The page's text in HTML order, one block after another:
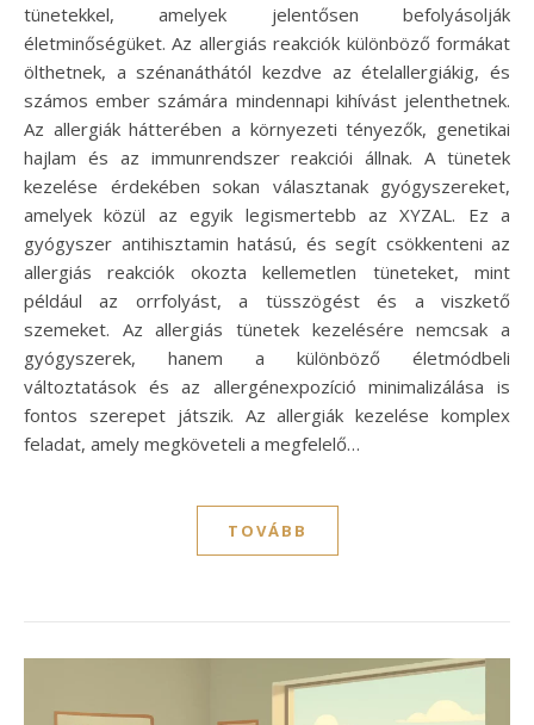
tünetekkel, amelyek jelentősen befolyásolják
életminőségüket. Az allergiás reakciók különböző formákat
ölthetnek, a szénanáthától kezdve az ételallergiákig, és
számos ember számára mindennapi kihívást jelenthetnek.
Az allergiák hátterében a környezeti tényezők, genetikai
hajlam és az immunrendszer reakciói állnak. A tünetek
kezelése érdekében sokan választanak gyógyszereket,
amelyek közül az egyik legismertebb az XYZAL. Ez a
gyógyszer antihisztamin hatású, és segít csökkenteni az
allergiás reakciók okozta kellemetlen tüneteket, mint
például az orrfolyást, a tüsszögést és a viszkető
szemeket. Az allergiás tünetek kezelésére nemcsak a
gyógyszerek, hanem a különböző életmódbeli
változtatások és az allergénexpozíció minimalizálása is
fontos szerepet játszik. Az allergiák kezelése komplex
feladat, amely megköveteli a megfelelő…
TOVÁBB